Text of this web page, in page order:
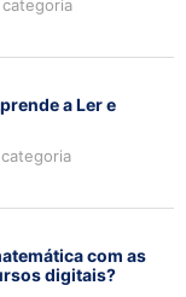
categoria
a Ler e
com as
digitais?